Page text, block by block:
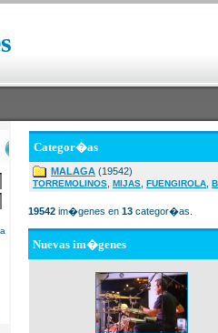
Categor�as
MALAGA (19542)
TORREMOLINOS MIJAS FUENGIROLA
19542 im�genes en 13 categor�as.
Nuevas im�genes